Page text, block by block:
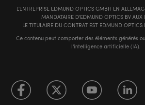
L'ENTREPRISE EDMUND OPTICS GMBH EN
MANDATAIRE D'EDMUND OPTICS BV AUX
LE TITULAIRE DU CONTRAT EST EDMUND OPTICS
Ce contenu peut comporter des éléments générés
l'intelligence artificielle (IA).